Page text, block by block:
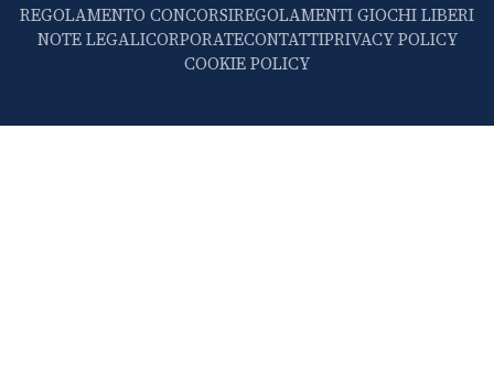
REGOLAMENTO CONCORSIREGOLAMENTI GIOCHI LIBERI
NOTE LEGALICORPORATECONTATTIPRIVACY POLICY
COOKIE POLICY